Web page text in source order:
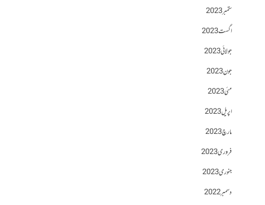
ستمبر 2023
اگست 2023
جولائی 2023
جون 2023
مئی 2023
اپریل 2023
مارچ 2023
فروری 2023
جنوری 2023
دسمبر 2022